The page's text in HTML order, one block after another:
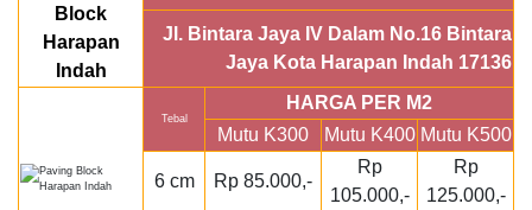
Jl. Bintara Jaya IV Dalam No.16 Bintara
Jaya Kota Harapan Indah 17136
Tebal
HARGA PER M2
Mutu K300
Mutu K400 Mutu K500
6 cm Rp 85.000,-
Rp
105.000,-
Rp
125.000,-